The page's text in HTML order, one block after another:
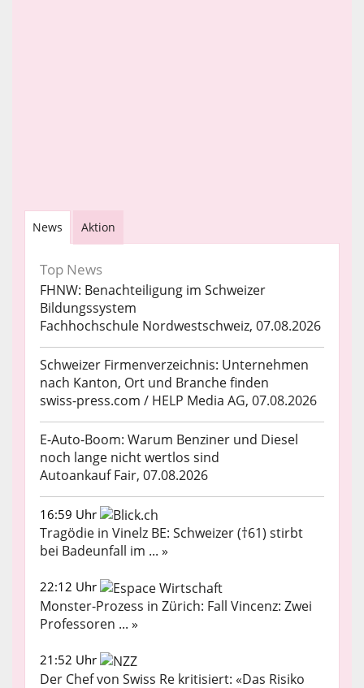
News Aktion
Top News
FHNW: Benachteiligung im Schweizer
Bildungssystem
Fachhochschule Nordwestschweiz, 07.08.2026
Schweizer Firmenverzeichnis: Unternehmen
nach Kanton, Ort und Branche finden
swiss-press.com / HELP Media AG, 07.08.2026
E-Auto-Boom: Warum Benziner und Diesel
noch lange nicht wertlos sind
Autoankauf Fair, 07.08.2026
16:59 Uhr
Tragödie in Vinelz BE: Schweizer (†61) stirbt
bei Badeunfall im ... »
22:12 Uhr
Monster-Prozess in Zürich: Fall Vincenz: Zwei
Professoren ... »
21:52 Uhr
Der Chef von Swiss Re kritisiert: «Das Risiko